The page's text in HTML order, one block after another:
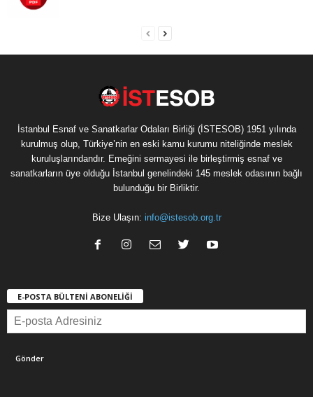
İstanbul Esnaf ve Sanatkarlar Odaları Birliği (İSTESOB) 1951 yılında
kurulmuş olup, Türkiye’nin en eski kamu kurumu niteliğinde meslek
kuruluşlarındandır. Emeğini sermayesi ile birleştirmiş esnaf ve
sanatkarların üye olduğu İstanbul genelindeki 145 meslek odasının bağlı
bulunduğu bir Birliktir.
Bize Ulaşın: info@istesob.org.tr
E-POSTA BÜLTENİ ABONELİĞİ